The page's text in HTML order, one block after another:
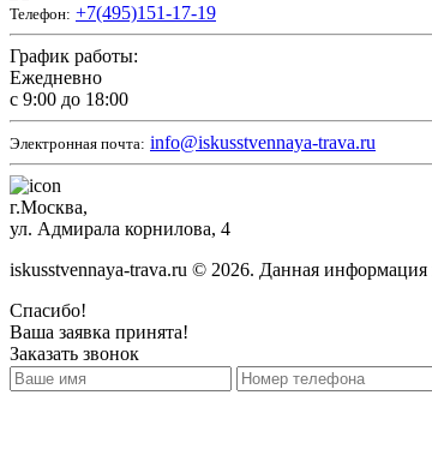
Телефон: +7(495)151-17-19
График работы:
Ежедневно
с 9:00 до 18:00
Электронная почта: info@iskusstvennaya-trava.ru
г.Москва,
ул. Адмирала корнилова, 4
iskusstvennaya-trava.ru © 2026. Данная информация
Спасибо!
Ваша заявка принята!
Заказать звонок